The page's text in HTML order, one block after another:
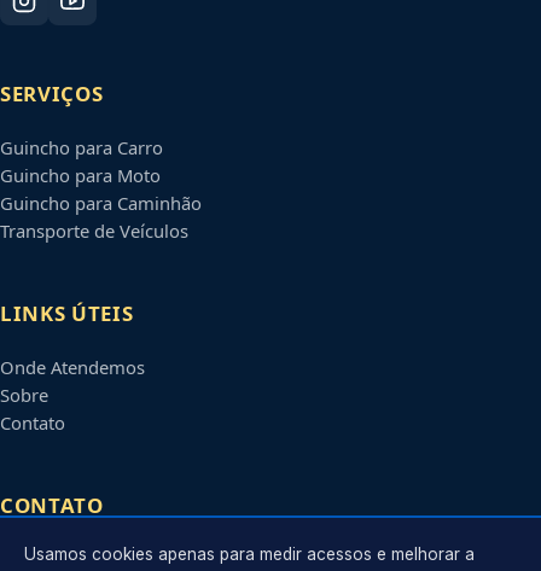
SERVIÇOS
Guincho para Carro
Guincho para Moto
Guincho para Caminhão
Transporte de Veículos
LINKS ÚTEIS
Onde Atendemos
Sobre
Contato
CONTATO
Atendimento emJaboatão dos Guararapes -PEe regiões
Usamos cookies apenas para medir acessos e melhorar a